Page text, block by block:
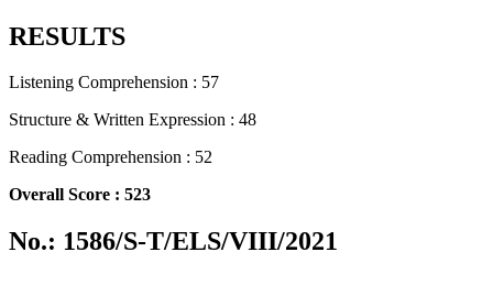
RESULTS
Listening Comprehension : 57
Structure & Written Expression : 48
Reading Comprehension : 52
Overall Score : 523
No.: 1586/S-T/ELS/VIII/2021